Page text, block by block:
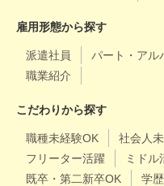
雇用形態から探す
派遣社員 パート・アル
職業紹介
こだわりから探す
職種未経験OK 社会人
フリーター活躍
ミドル
既卒・第二新卒OK
学